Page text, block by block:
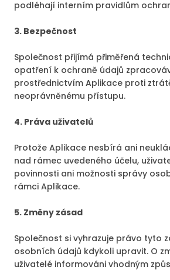
podléhají interním pravidlům
3. Bezpečnost
Společnost přijímá přiměřená
opatření k ochraně údajů
prostřednictvím Aplikace proti
neoprávněnému přístupu.
4. Práva uživatelů
Protože Aplikace nesbírá ani
nad rámec uvedeného účelu,
povinnosti ani možnosti správy
rámci Aplikace.
5. Změny zásad
Společnost si vyhrazuje právo tyto
osobních údajů kdykoli upravit. O
uživatelé informováni vhodným